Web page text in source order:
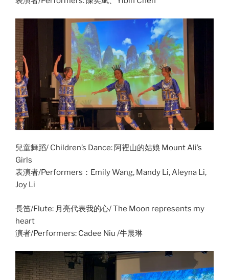
兒童舞蹈/ Children’s Dance: 阿裡山的姑娘 Mount Ali’s
Girls
表演者/Performers：Emily Wang, Mandy Li, Aleyna Li,
Joy Li
長笛/Flute: 月亮代表我的心/ The Moon represents my
heart
演者/Performers: Cadee Niu /牛晨琳